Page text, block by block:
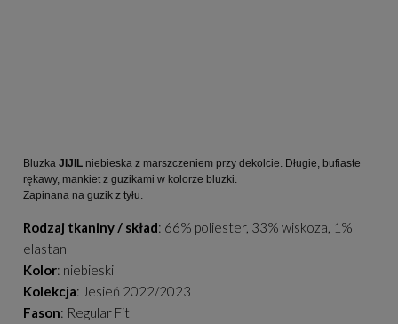
Bluzka JIJIL niebieska z marszczeniem przy dekolcie. Długie, bufiaste
rękawy, mankiet z guzikami w kolorze bluzki.
Zapinana na guzik z tyłu.
Rodzaj tkaniny / skład: 66% poliester, 33% wiskoza, 1%
elastan
Kolor: niebieski
Kolekcja: Jesień 2022/2023
Fason: Regular Fit